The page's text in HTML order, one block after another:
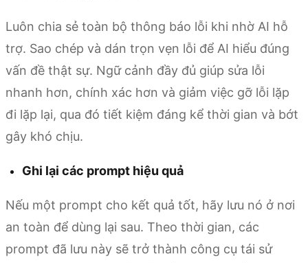
Luôn chia sẻ toàn bộ thông báo lỗi khi nhờ AI hỗ
trợ. Sao chép và dán trọn vẹn lỗi để AI hiểu đúng
vấn đề thật sự. Ngữ cảnh đầy đủ giúp sửa lỗi
nhanh hơn, chính xác hơn và giảm việc gỡ lỗi lặp
đi lặp lại, qua đó tiết kiệm đáng kể thời gian và bớt
gây khó chịu.
Ghi lại các prompt hiệu quả
Nếu một prompt cho kết quả tốt, hãy lưu nó ở nơi
an toàn để dùng lại sau. Theo thời gian, các
prompt đã lưu này sẽ trở thành công cụ tái sử